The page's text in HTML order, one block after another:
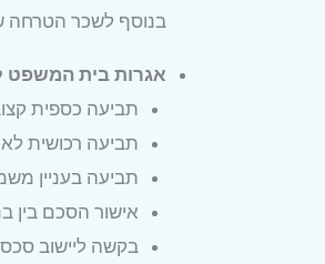
בנוסף לשכר הטרחה
אגרות בית המשפט
תביעה כספית קצובה בין בני זוג: 1%
תביעה רכושית לא
תביעה בעניין משמורת
אישור הסכם בין בני
בקשה ליישוב